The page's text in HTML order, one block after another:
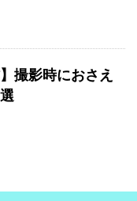
撮影時におさえ